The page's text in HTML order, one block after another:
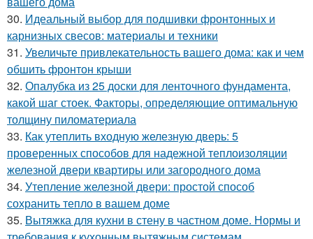
30. Идеальный выбор для подшивки фронтонных и
карнизных свесов: материалы и техники
31. Увеличьте привлекательность вашего дома: как и чем
обшить фронтон крыши
32. Опалубка из 25 доски для ленточного фундамента,
какой шаг стоек. Факторы, определяющие оптимальную
толщину пиломатериала
33. Как утеплить входную железную дверь: 5
проверенных способов для надежной теплоизоляции
железной двери квартиры или загородного дома
34. Утепление железной двери: простой способ
сохранить тепло в вашем доме
35. Вытяжка для кухни в стену в частном доме. Нормы и